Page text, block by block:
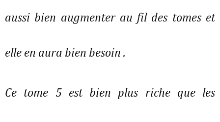
aussi bien augmenter au fil des tomes et
elle en aura bien besoin .
Ce tome 5 est bien plus riche que les